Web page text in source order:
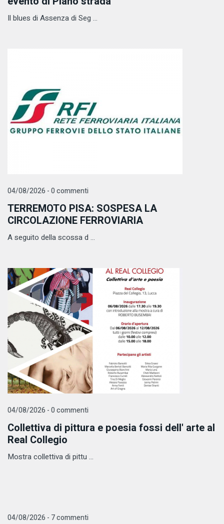
Il blues di Assenza di Seg ...
04/08/2026 - 0 commenti
TERREMOTO PISA: SOSPESA LA
CIRCOLAZIONE FERROVIARIA
A seguito della scossa d ...
04/08/2026 - 0 commenti
Collettiva di pittura e poesia fossi dell' arte al
Real Collegio
Mostra collettiva di pittu ...
04/08/2026 - 7 commenti